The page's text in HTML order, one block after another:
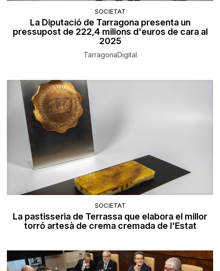
SOCIETAT
La Diputació de Tarragona presenta un
pressupost de 222,4 milions d'euros de cara al
2025
TarragonaDigital
SOCIETAT
La pastisseria de Terrassa que elabora el millor
torró artesà de crema cremada de l'Estat